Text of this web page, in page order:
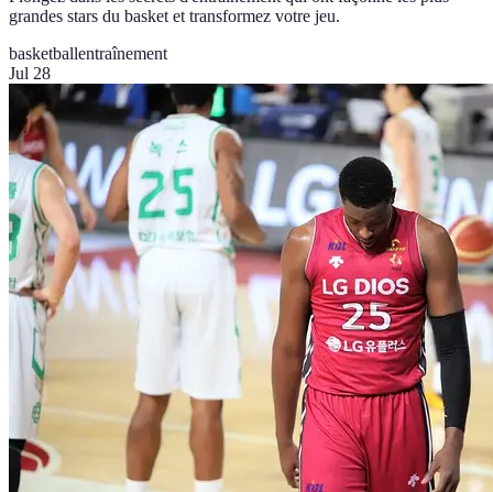
grandes stars du basket et transformez votre jeu.
basketballentraînement
Jul 28